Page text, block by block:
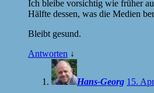
Ich bleibe vorsichtig wie früher
Hälfte dessen, was die Medien
Bleibt gesund.
Antworten ↓
Hans-Georg 15.